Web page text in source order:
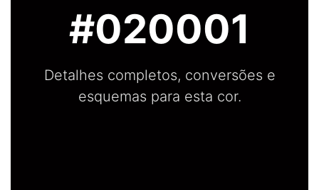
#020001
Detalhes completos, conversões e
esquemas para esta cor.